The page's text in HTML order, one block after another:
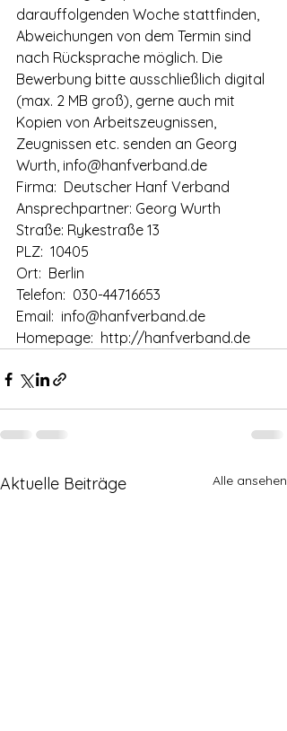
darauffolgenden Woche stattfinden,
Abweichungen von dem Termin sind
nach Rücksprache möglich. Die
Bewerbung bitte ausschließlich digital
(max. 2 MB groß), gerne auch mit
Kopien von Arbeitszeugnissen,
Zeugnissen etc. senden an Georg
Wurth, info@hanfverband.de
Firma:  Deutscher Hanf Verband
Ansprechpartner: Georg Wurth
Straße: Rykestraße 13
PLZ:  10405
Ort:  Berlin
Telefon:  030-44716653
Email:  info@hanfverband.de
Homepage:  http://hanfverband.de
Aktuelle Beiträge Alle ansehen